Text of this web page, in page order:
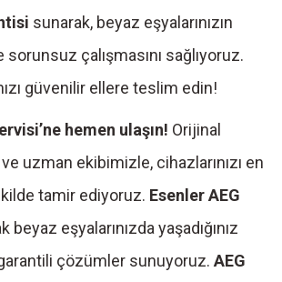
sunarak, beyaz eşyalarınızın
çalışmasını sağlıyoruz.
güvenilir ellere teslim edin!
hemen ulaşın! Orijinal
uzman ekibimizle, cihazlarınızı en
tamir ediyoruz. Esenler AEG
beyaz eşyalarınızda yaşadığınız
çözümler sunuyoruz. AEG